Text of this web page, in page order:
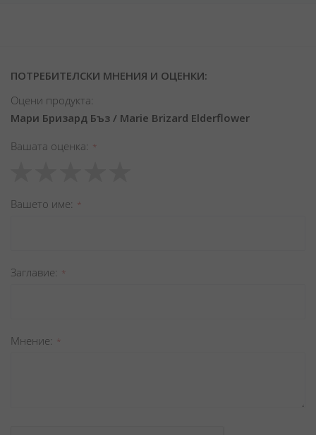
ПОТРЕБИТЕЛСКИ МНЕНИЯ И ОЦЕНКИ:
Оцени продукта:
Мари Бризард Бъз / Marie Brizard Elderflower
Вашата оценка
star
stars
stars
stars
stars
Вашето име
Заглавиe
Мнение